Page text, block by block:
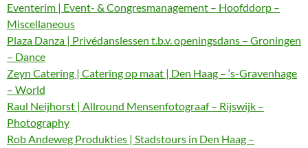
Eventerim | Event- & Congresmanagement – Hoofddorp –
Miscellaneous
Plaza Danza | Privédanslessen t.b.v. openingsdans – Groningen
– Dance
Zeyn Catering | Catering op maat | Den Haag – ‘s-Gravenhage
– World
Raul Neijhorst | Allround Mensenfotograaf – Rijswijk –
Photography
Rob Andeweg Produkties | Stadstours in Den Haag –